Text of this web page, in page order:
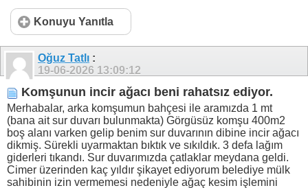
Konuyu Yanıtla
Oğuz Tatlı :
19-06-2026 13:09:12
Komşunun incir ağacı beni rahatsız ediyor.
Merhabalar, arka komşumun bahçesi ile aramızda 1 mt
(bana ait sur duvarı bulunmakta) Görgüsüz komşu 400m2
boş alanı varken gelip benim sur duvarının dibine incir ağacı
dikmiş. Sürekli uyarmaktan bıktık ve sıkıldık. 3 defa lağım
giderleri tıkandı. Sur duvarımızda çatlaklar meydana geldi.
Cimer üzerinden kaç yıldır şikayet ediyorum belediye mülk
sahibinin izin vermemesi nedeniyle ağaç kesim işlemini